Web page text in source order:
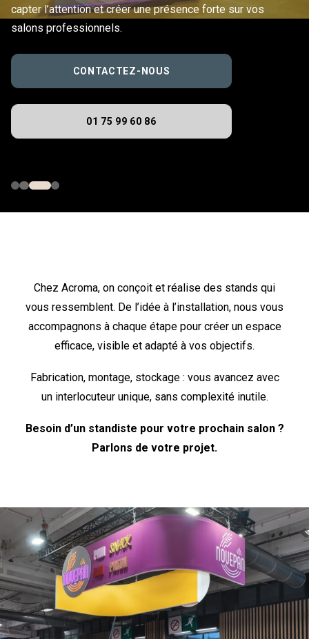
capter l’attention et créer une présence forte sur vos
salons professionnels.
CONTACTEZ-NOUS
01 75 99 60 86
Chez Acroma, on conçoit et réalise des stands qui
vous ressemblent. De l’idée à l’installation, nous vous
accompagnons à chaque étape pour créer un espace
efficace, visible et adapté à vos objectifs.
Fabrication, montage, stockage : vous avancez avec
un interlocuteur unique, sans complexité inutile.
Besoin d’un standiste pour votre prochain salon ?
Parlons de votre projet.